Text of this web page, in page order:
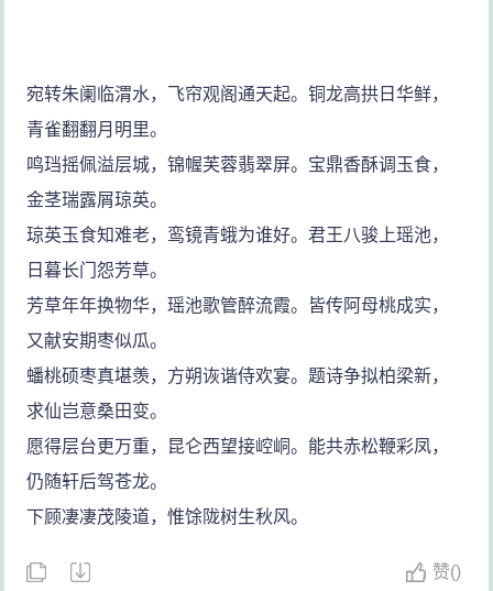
宛转朱阑临渭水，飞帘观阁通天起。铜龙高拱日华鲜，
青雀翻翻月明里。
鸣珰摇佩溢层城，锦幄芙蓉翡翠屏。宝鼎香酥调玉食，
金茎瑞露屑琼英。
琼英玉食知难老，鸾镜青蛾为谁好。君王八骏上瑶池，
日暮长门怨芳草。
芳草年年换物华，瑶池歌管醉流霞。皆传阿母桃成实，
又献安期枣似瓜。
蟠桃硕枣真堪羡，方朔诙谐侍欢宴。题诗争拟柏梁新，
求仙岂意桑田变。
愿得层台更万重，昆仑西望接崆峒。能共赤松鞭彩凤，
仍随轩后驾苍龙。
下顾凄凄茂陵道，惟馀陇树生秋风。
赞()